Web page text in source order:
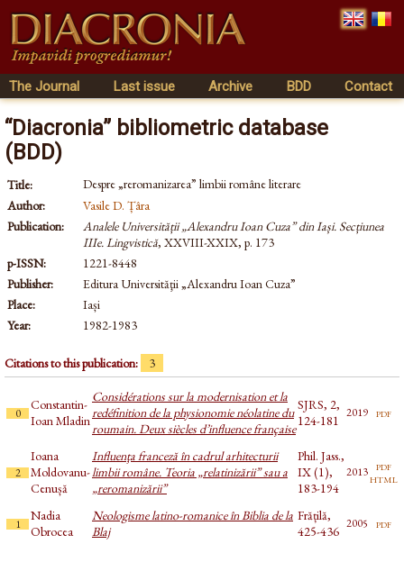
The Journal Last issue Archive BDD Contact
“Diacronia” bibliometric database
(BDD)
Title:
Despre „reromanizarea” limbii române literare
Author:
Vasile D. Țâra
Publication:
Analele Universității „Alexandru Ioan Cuza” din Iași. Secțiunea
IIIe. Lingvistică, XXVIII-XXIX, p. 173
p-ISSN:
1221-8448
Publisher:
Editura Universităţii „Alexandru Ioan Cuza”
Place:
Iași
Year:
1982-1983
Citations to this publication: 3
0
Constantin-
Ioan Mladin
Considérations sur la modernisation et la
redéfinition de la physionomie néolatine du
roumain. Deux siècles d’influence française
SJRS, 2,
124-181 2019 pdf
2
Ioana
Moldovanu-
Cenușă
Influenţa franceză în cadrul arhitecturii
limbii române. Teoria „relatinizării” sau a
„reromanizării”
Phil. Jass.,
IX (1),
183-194
2013 pdf
html
1
Nadia
Obrocea
Neologisme latino-romanice în Biblia de la
Blaj
Frățilă,
425-436 2005 pdf